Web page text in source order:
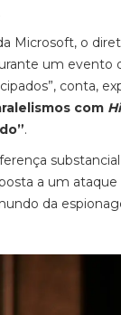
Microsoft, o
um evento
conta,
com
.
a um
da